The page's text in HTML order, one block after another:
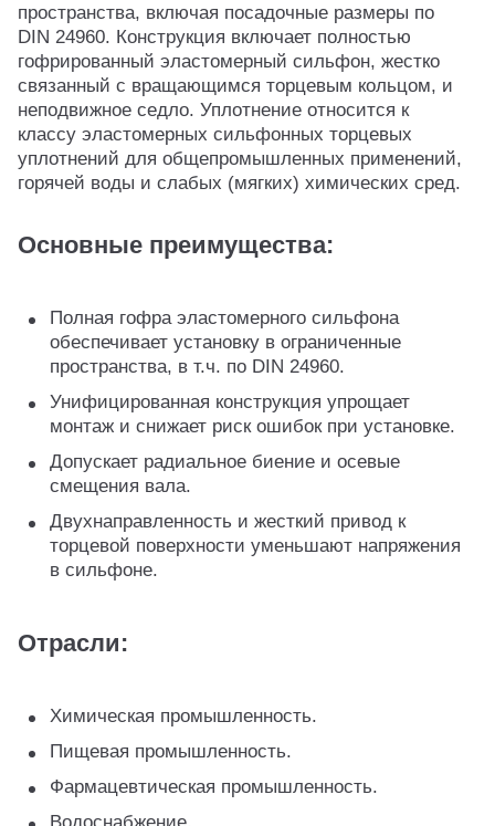
пространства, включая посадочные размеры по
DIN 24960. Конструкция включает полностью
гофрированный эластомерный сильфон, жестко
связанный с вращающимся торцевым кольцом, и
неподвижное седло. Уплотнение относится к
классу эластомерных сильфонных торцевых
уплотнений для общепромышленных применений,
горячей воды и слабых (мягких) химических сред.
Основные преимущества:
Полная гофра эластомерного сильфона
обеспечивает установку в ограниченные
пространства, в т.ч. по DIN 24960.
Унифицированная конструкция упрощает
монтаж и снижает риск ошибок при установке.
Допускает радиальное биение и осевые
смещения вала.
Двухнаправленность и жесткий привод к
торцевой поверхности уменьшают напряжения
в сильфоне.
Отрасли:
Химическая промышленность.
Пищевая промышленность.
Фармацевтическая промышленность.